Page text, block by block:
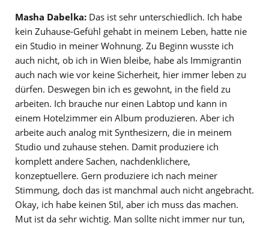
Masha Dabelka: Das ist sehr unterschiedlich. Ich habe
kein Zuhause-Gefühl gehabt in meinem Leben, hatte nie
ein Studio in meiner Wohnung. Zu Beginn wusste ich
auch nicht, ob ich in Wien bleibe, habe als Immigrantin
auch nach wie vor keine Sicherheit, hier immer leben zu
dürfen. Deswegen bin ich es gewohnt, in the field zu
arbeiten. Ich brauche nur einen Labtop und kann in
einem Hotelzimmer ein Album produzieren. Aber ich
arbeite auch analog mit Synthesizern, die in meinem
Studio und zuhause stehen. Damit produziere ich
komplett andere Sachen, nachdenklichere,
konzeptuellere. Gern produziere ich nach meiner
Stimmung, doch das ist manchmal auch nicht angebracht.
Okay, ich habe keinen Stil, aber ich muss das machen.
Mut ist da sehr wichtig. Man sollte nicht immer nur tun,